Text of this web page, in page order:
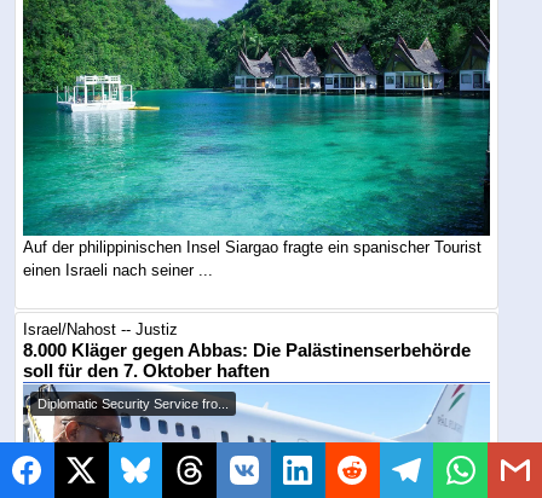
Auf der philippinischen Insel Siargao fragte ein spanischer Tourist
einen Israeli nach seiner ...
Israel/Nahost -- Justiz
8.000 Kläger gegen Abbas: Die Palästinenserbehörde
soll für den 7. Oktober haften
Diplomatic Security Service fro...